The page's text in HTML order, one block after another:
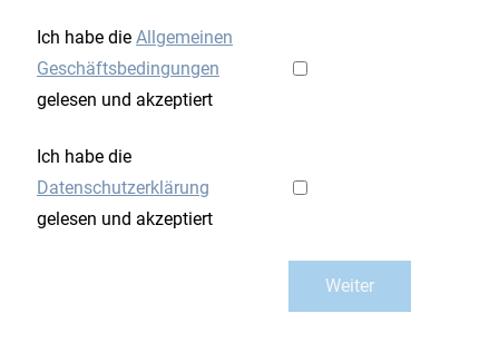
Ich habe die Allgemeinen
Geschäftsbedingungen
gelesen und akzeptiert
Ich habe die
Datenschutzerklärung
gelesen und akzeptiert